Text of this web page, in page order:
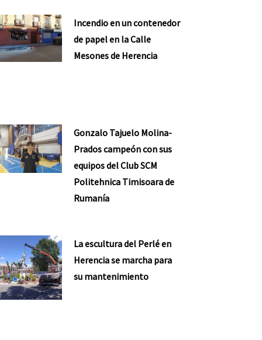
Incendio en un contenedor
de papel en la Calle
Mesones de Herencia
Gonzalo Tajuelo Molina-
Prados campeón con sus
equipos del Club SCM
Politehnica Timisoara de
Rumanía
La escultura del Perlé en
Herencia se marcha para
su mantenimiento